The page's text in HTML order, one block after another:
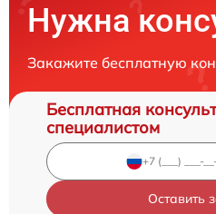
Нужна
Закажите бесплатную
Бесплатная
специалистом
Оставить